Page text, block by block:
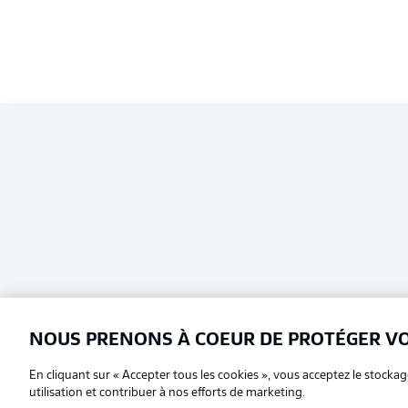
Choisissez votre langue
Français
Football as it's meant to be
NOUS PRENONS À COEUR DE PROTÉGER
En cliquant sur « Accepter tous les cookies », vous acceptez le
utilisation et contribuer à nos efforts de marketing.